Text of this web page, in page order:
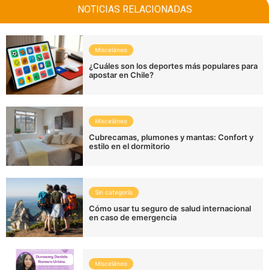
NOTICIAS RELACIONADAS
Misceláneo
¿Cuáles son los deportes más populares para
apostar en Chile?
Misceláneo
Cubrecamas, plumones y mantas: Confort y
estilo en el dormitorio
Sin categoría
Cómo usar tu seguro de salud internacional
en caso de emergencia
Misceláneo